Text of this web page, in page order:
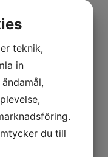
teknik,
in
du till